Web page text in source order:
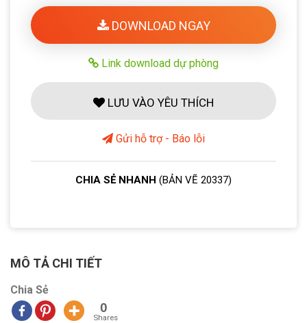
DOWNLOAD NGAY
Link download dự phòng
LƯU VÀO YÊU THÍCH
Gửi hỗ trợ - Báo lỗi
CHIA SẺ NHANH (BẢN VẼ 20337)
MÔ TẢ CHI TIẾT
Chia Sẻ
0
Shares